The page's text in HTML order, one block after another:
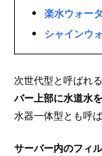
楽水ウォー
シャインウ
次世代型と呼ばれ
バー上部に水道水
水器一体型とも呼
サーバー内のフィ